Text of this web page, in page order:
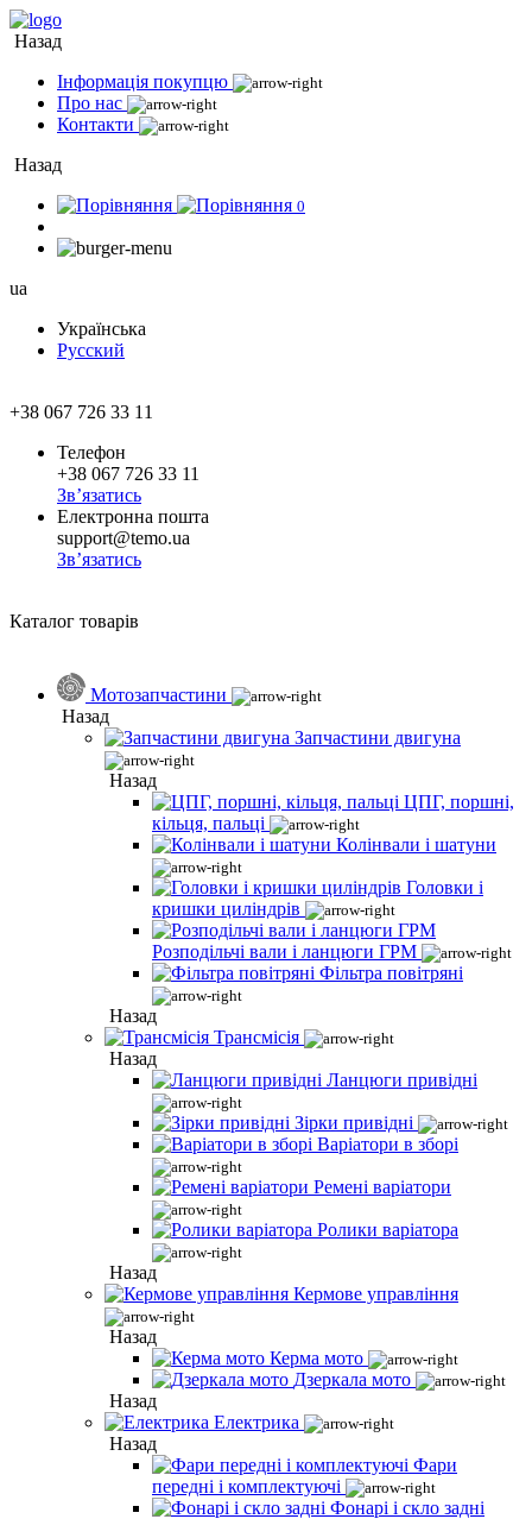
Назад
Інформація покупцю
Про нас
Контакти
Назад
0
ua
Українська
Русский
+38 067 726 33 11
Телефон
+38 067 726 33 11
Зв’язатись
Електронна пошта
support@temo.ua
Зв’язатись
Каталог товарів
Мотозапчастини
Назад
Запчастини двигуна
Назад
ЦПГ, поршні,
кільця, пальці
Колінвали і шатуни
Головки і
кришки циліндрів
Розподільчі вали і ланцюги ГРМ
Фільтра повітряні
Назад
Трансмісія
Назад
Ланцюги привідні
Зірки привідні
Варіатори в зборі
Ремені варіатори
Ролики варіатора
Назад
Кермове управління
Назад
Керма мото
Дзеркала мото
Назад
Електрика
Назад
Фари
передні і комплектуючі
Фонарі і скло задні